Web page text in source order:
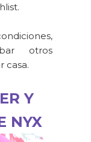
otros
casa.
Y
NYX